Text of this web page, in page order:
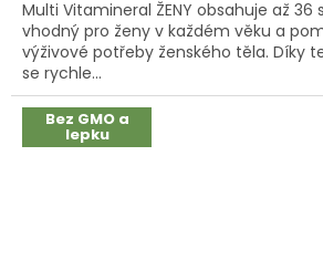
z
5
hvězdiček.
Multi Vitamineral ŽENY obsahuje až 36
vhodný pro ženy v každém věku a
výživové potřeby ženského těla. Díky
se rychle...
Bez GMO a
lepku